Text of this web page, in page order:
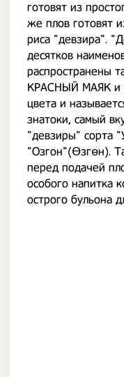
готовят из
же плов готовят
риса "девзира".
десятков
распространены
КРАСНЫЙ МАЯК и
цвета и
знатоки, самый
"девзиры" сорта
"Озгон"(Өзгөн).
перед подачей
особого напитка
острого бульона